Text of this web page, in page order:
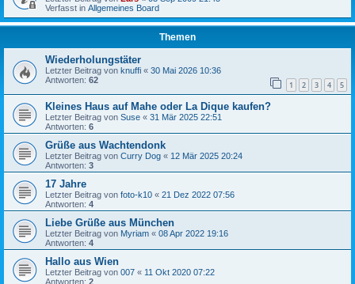
Verfasst in Allgemeines Board
Themen
Wiederholungstäter
Letzter Beitrag von knuffi « 30 Mai 2026 10:36
Antworten: 62 1 2 3 4 5
Kleines Haus auf Mahe oder La Dique kaufen?
Letzter Beitrag von Suse « 31 Mär 2025 22:51
Antworten: 6
Grüße aus Wachtendonk
Letzter Beitrag von Curry Dog « 12 Mär 2025 20:24
Antworten: 3
17 Jahre
Letzter Beitrag von foto-k10 « 21 Dez 2022 07:56
Antworten: 4
Liebe Grüße aus München
Letzter Beitrag von Myriam « 08 Apr 2022 19:16
Antworten: 4
Hallo aus Wien
Letzter Beitrag von 007 « 11 Okt 2020 07:22
Antworten: 2